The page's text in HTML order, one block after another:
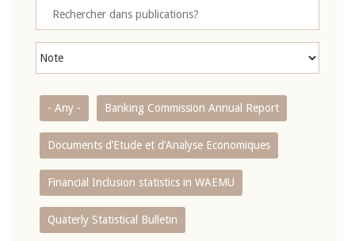
- Any - Banking Commission Annual Report
Documents d’Etude et d’Analyse Economiques
Financial Inclusion statistics in WAEMU
Quaterly Statistical Bulletin